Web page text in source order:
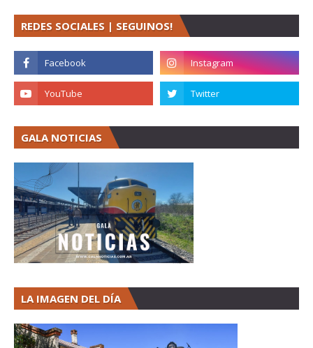
REDES SOCIALES | SEGUINOS!
GALA NOTICIAS
LA IMAGEN DEL DÍA